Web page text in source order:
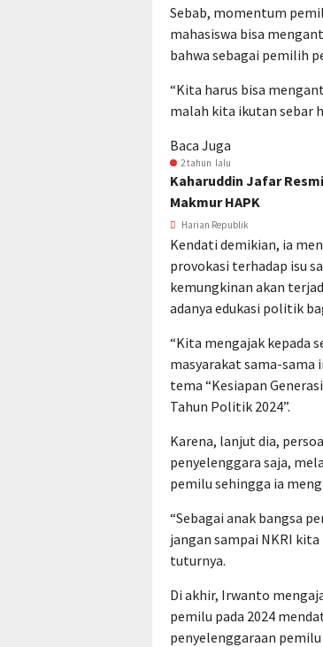
Sebab, momentum
mahasiswa bisa
bahwa sebagai pemilih
“Kita harus bisa
malah kita ikutan sebar
Baca Juga
2 tahun lalu
Kaharuddin Jafar
Makmur HAPK
Harian Republik
Kendati demikian, ia
provokasi terhadap isu
kemungkinan akan
adanya edukasi politik
“Kita mengajak kepada
masyarakat sama-sama
tema “Kesiapan
Tahun Politik 2024”.
Karena, lanjut dia,
penyelenggara saja,
pemilu sehingga ia
“Sebagai anak bangsa
jangan sampai NKRI
tuturnya.
Di akhir, Irwanto
pemilu pada 2024
penyelenggaraan